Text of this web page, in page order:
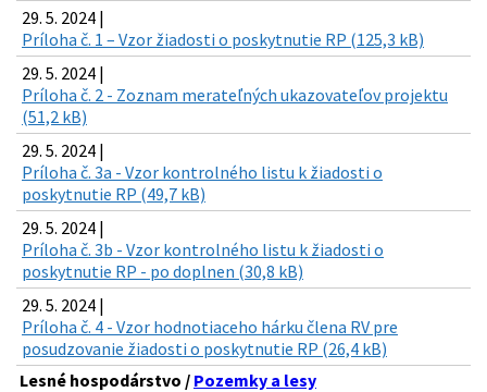
29. 5. 2024 |
Príloha č. 1 – Vzor žiadosti o poskytnutie RP (125,3 kB)
29. 5. 2024 |
Príloha č. 2 - Zoznam merateľných ukazovateľov projektu
(51,2 kB)
29. 5. 2024 |
Príloha č. 3a - Vzor kontrolného listu k žiadosti o
poskytnutie RP (49,7 kB)
29. 5. 2024 |
Príloha č. 3b - Vzor kontrolného listu k žiadosti o
poskytnutie RP - po doplnen (30,8 kB)
29. 5. 2024 |
Príloha č. 4 - Vzor hodnotiaceho hárku člena RV pre
posudzovanie žiadosti o poskytnutie RP (26,4 kB)
Lesné hospodárstvo / Pozemky a lesy